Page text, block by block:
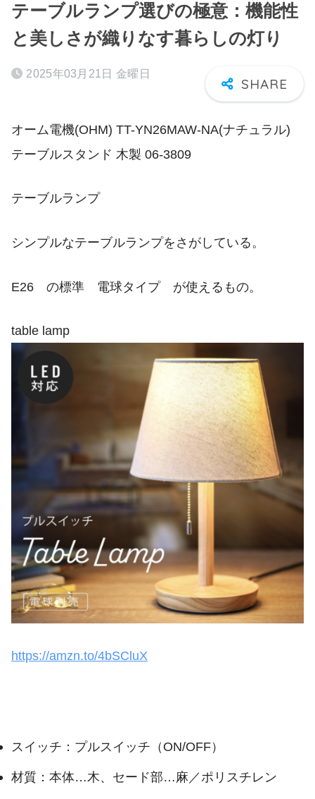
テーブルランプ選びの極意：機能性
と美しさが織りなす暮らしの灯り
2025年03月21日 金曜日
オーム電機(OHM) TT-YN26MAW-NA(ナチュラル)
テーブルスタンド 木製 06-3809
テーブルランプ
シンプルなテーブルランプをさがしている。
E26 の標準 電球タイプ が使えるもの。
table lamp
https://amzn.to/4bSCluX
スイッチ：プルスイッチ（ON/OFF）
材質：本体…木、セード部…麻／ポリスチレン